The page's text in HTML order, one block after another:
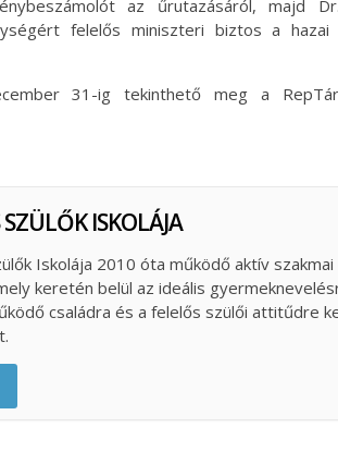
az űrutazásáról, majd
felelős miniszteri biztos a hazai
31-ig tekinthető meg a
SZÜLŐK ISKOLÁJA
Iskolája 2010 óta működő aktív szakmai
keretén belül az ideális
családra és a felelős szülői attitűdre